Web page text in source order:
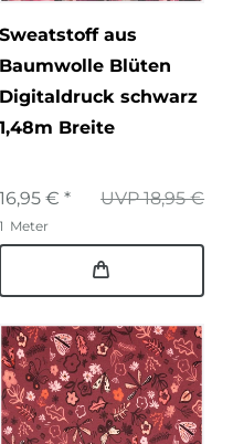
Sweatstoff aus
Baumwolle Blüten
Digitaldruck schwarz
1,48m Breite
UVP 18,95 €
16,95 € *
1 Meter